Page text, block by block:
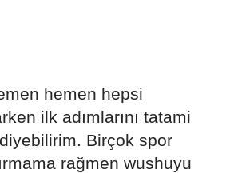
hemen hepsi
ilk adımlarını tatami
Birçok spor
rağmen wushuyu